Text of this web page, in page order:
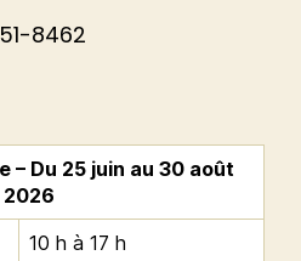
8462
– Du 25 juin au 30 août
2026
10 h à 17 h